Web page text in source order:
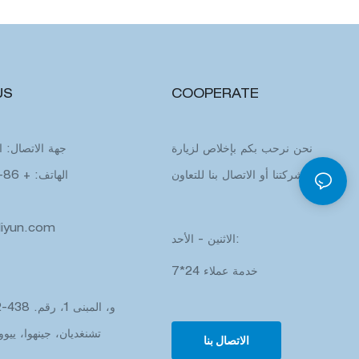
جهة الاتصال:
الهاتف: + 86-18072351062
تشنغديان، جينهوا،
COOPERATE
نحن نرحب بكم بإخلاص لزيارة
الاثنين - الأحد:
خدمة عملاء 24*7
الاتصال بنا